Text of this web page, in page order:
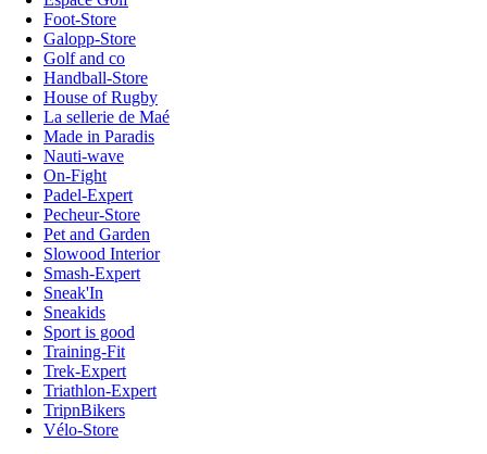
Foot-Store
Galopp-Store
Golf and co
Handball-Store
House of Rugby
La sellerie de Maé
Made in Paradis
Nauti-wave
On-Fight
Padel-Expert
Pecheur-Store
Pet and Garden
Slowood Interior
Smash-Expert
Sneak'In
Sneakids
Sport is good
Training-Fit
Trek-Expert
Triathlon-Expert
TripnBikers
Vélo-Store